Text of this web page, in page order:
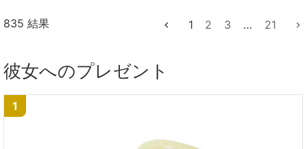
835 結果 1 2 3 … 21
彼女へのプレゼント
1